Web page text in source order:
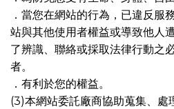
．當您在網站的行為，已違反服
站與其他使用者權益或導致他人
了辨識、聯絡或採取法律行動之
者。
．有利於您的權益。
(3)本網站委託廠商協助蒐集、處